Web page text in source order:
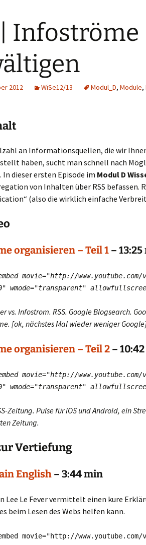
Infoströme
2012 WiSe12/13 Modul_D, Module,
an Informationsquellen, die wir
haben, sucht man schnell nach
In dieser ersten Episode im Modul D
von Inhalten über RSS befassen.
(also die wirklich einfache
organisieren – Teil 1 –
movie="http://www.youtube.com/
wmode="transparent"
vs. Infostrom. RSS. Google Blogsearch.
[ok, nächstes Mal wieder weniger
organisieren – Teil 2 –
movie="http://www.youtube.com/
wmode="transparent"
Zeitung. Pulse für iOS und Android, ein
Zeitung.
Vertiefung
English – 3:44 min
Lee Le Fever vermittelt einen kure
beim Lesen des Webs helfen kann.
movie="http://